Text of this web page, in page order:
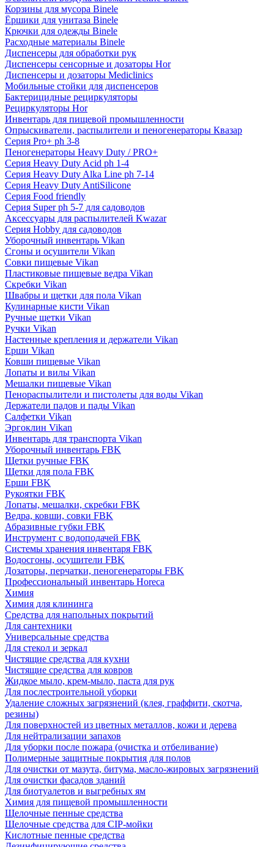
Корзины для мусора Binele
Ёршики для унитаза Binele
Крючки для одежды Binele
Расходные материалы Binele
Диспенсеры для обработки рук
Диспенсеры сенсорные и дозаторы Hor
Диспенсеры и дозаторы Mediclinics
Мобильные стойки для диспенсеров
Бактерицидные рециркуляторы
Рециркуляторы Hor
Инвентарь для пищевой промышленности
Опрыскиватели, распылители и пеногенераторы Квазар
Серия Pro+ ph 3-8
Пеногенераторы Heavy Duty / PRO+
Серия Heavy Duty Acid ph 1-4
Серия Heavy Duty Alka Line ph 7-14
Серия Heavy Duty AntiSilicone
Серия Food friendly
Серия Super ph 5-7 для садоводов
Аксессуары для распылителей Kwazar
Серия Hobby для садоводов
Уборочный инвентарь Vikan
Сгоны и осушители Vikan
Совки пищевые Vikan
Пластиковые пищевые ведра Vikan
Скребки Vikan
Швабры и щетки для пола Vikan
Кулинарные кисти Vikan
Ручные щетки Vikan
Ручки Vikan
Настенные крепления и держатели Vikan
Ерши Vikan
Ковши пищевые Vikan
Лопаты и вилы Vikan
Мешалки пищевые Vikan
Пенораспылители и пистолеты для воды Vikan
Держатели падов и пады Vikan
Салфетки Vikan
Эргоклин Vikan
Инвентарь для транспорта Vikan
Уборочный инвентарь FBK
Щетки ручные FBK
Щетки для пола FBK
Ерши FBK
Рукоятки FBK
Лопаты, мешалки, скребки FBK
Ведра, ковши, совки FBK
Абразивные губки FBK
Инструмент с водоподачей FBK
Системы хранения инвентаря FBK
Водосгоны, осушители FBK
Дозаторы, перчатки, пеногенераторы FBK
Профессиональный инвентарь Horeca
Химия
Химия для клининга
Средства для напольных покрытий
Для сантехники
Универсальные средства
Для стекол и зеркал
Чистящие средства для кухни
Чистящие средства для ковров
Жидкое мыло, крем-мыло, паста для рук
Для послестроительной уборки
Удаление сложных загрязнений (клея, граффити, скотча,
резины)
Для поверхностей из цветных металлов, кожи и дерева
Для нейтрализации запахов
Для уборки после пожара (очистка и отбеливание)
Полимерные защитные покрытия для полов
Для очистки от мазута, битума, масло-жировых загрязнений
Для очистки фасадов зданий
Для биотуалетов и выгребных ям
Химия для пищевой промышленности
Щелочные пенные средства
Щелочные средства для CIP-мойки
Кислотные пенные средства